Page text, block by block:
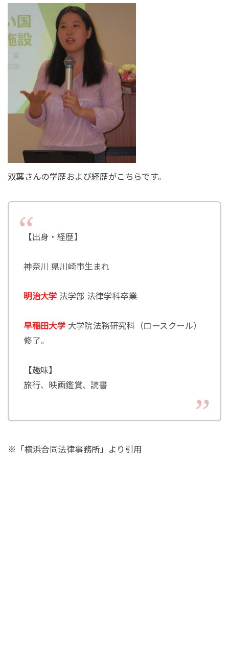
双葉さんの学歴および経歴がこちらです。
【出身・経歴】
神奈川 県川崎市生まれ
明治大学 法学部 法律学科卒業
早稲田大学 大学院法務研究科（ロースクール）
修了。
【趣味】
旅行、映画鑑賞、読書
※「横浜合同法律事務所」より引用